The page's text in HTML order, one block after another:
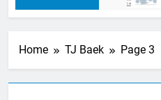
Home TJ Baek Page 3